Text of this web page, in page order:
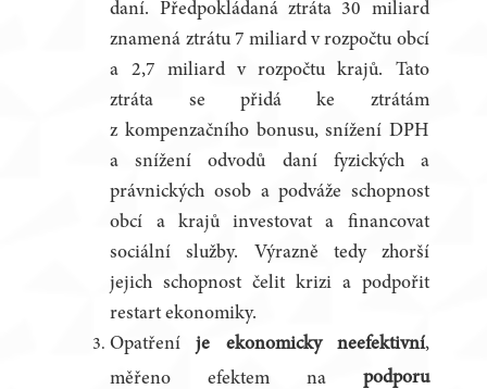
daní. Předpokládaná ztráta 30 miliard
znamená ztrátu 7 miliard v rozpočtu obcí
a 2,7 miliard v rozpočtu krajů. Tato
ztráta se přidá ke ztrátám
z kompenzačního bonusu, snížení DPH
a snížení odvodů daní fyzických a
právnických osob a podváže schopnost
obcí a krajů investovat a financovat
sociální služby. Výrazně tedy zhorší
jejich schopnost čelit krizi a podpořit
restart ekonomiky.
Opatřeníje ekonomicky neefektivní,
měřeno efektem na podporu